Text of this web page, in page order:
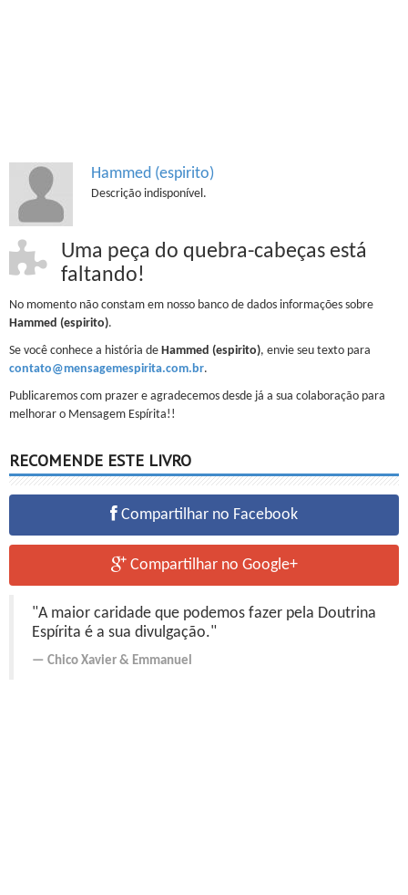
Hammed (espirito)
Descrição indisponível.
Uma peça do quebra-cabeças está
faltando!
No momento não constam em nosso banco de dados informações sobre
Hammed (espirito).
Se você conhece a história de Hammed (espirito), envie seu texto para
contato@mensagemespirita.com.br.
Publicaremos com prazer e agradecemos desde já a sua colaboração para
melhorar o Mensagem Espírita!!
RECOMENDE ESTE LIVRO
Compartilhar no Facebook
Compartilhar no Google+
"A maior caridade que podemos fazer pela Doutrina
Espírita é a sua divulgação."
Chico Xavier & Emmanuel